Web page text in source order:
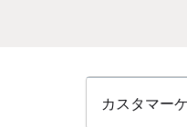
カスタマー